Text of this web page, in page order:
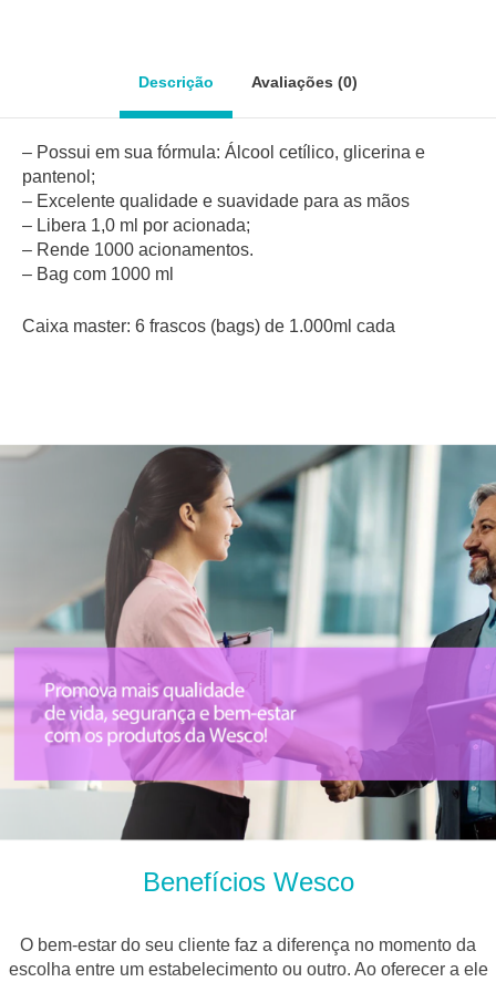
k
a
e
Descrição Avaliações (0)
– Possui em sua fórmula: Álcool cetílico, glicerina e
pantenol;
– Excelente qualidade e suavidade para as mãos
– Libera 1,0 ml por acionada;
– Rende 1000 acionamentos.
– Bag com 1000 ml
Caixa master: 6 frascos (bags) de 1.000ml cada
Benefícios Wesco
O bem-estar do seu cliente faz a diferença no momento da
escolha entre um estabelecimento ou outro. Ao oferecer a ele